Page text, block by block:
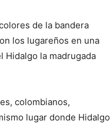
de la bandera
los lugareños en una
Hidalgo la madrugada
colombianos,
lugar donde Hidalgo